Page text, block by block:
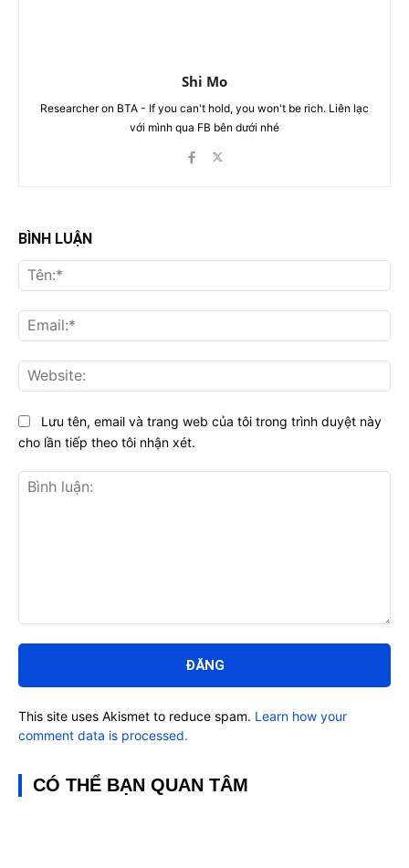
Shi Mo
Researcher on BTA - If you can't hold, you won't be rich. Liên lạc
với mình qua FB bên dưới nhé
BÌNH LUẬN
luận:
Lưu tên, email và trang web của tôi trong trình duyệt này
cho lần tiếp theo tôi nhận xét.
This site uses Akismet to reduce spam. Learn how your
comment data is processed.
CÓ THỂ BẠN QUAN TÂM